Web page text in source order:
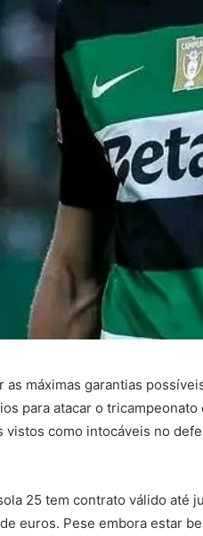
máximas garantias
para atacar o
como intocáveis no
25 tem contrato válido até
euros. Pese embora estar